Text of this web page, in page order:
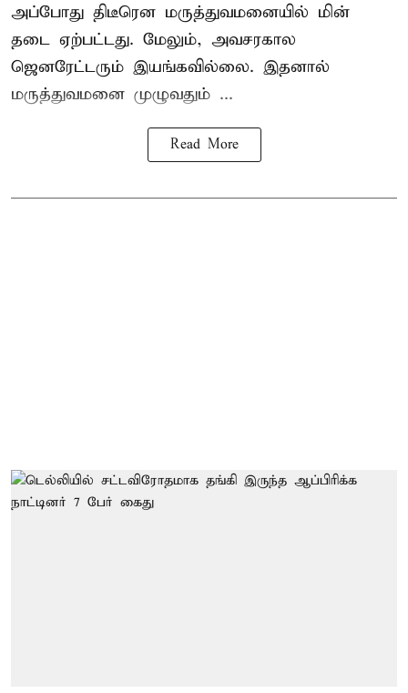
அப்போது திடீரென மருத்துவமனையில் மின்
தடை ஏற்பட்டது. மேலும், அவசரகால
ஜெனரேட்டரும் இயங்கவில்லை. இதனால்
மருத்துவமனை முழுவதும் ...
Read More